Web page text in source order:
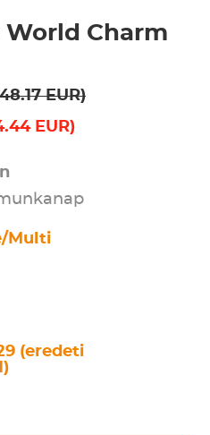
World Charm
EUR)
EUR)
Multi
(eredeti